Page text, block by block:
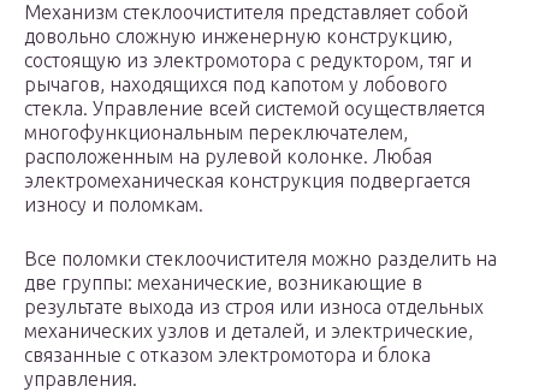
Механизм стеклоочистителя представляет собой
довольно сложную инженерную конструкцию,
состоящую из электромотора с редуктором, тяг и
рычагов, находящихся под капотом у лобового
стекла. Управление всей системой осуществляется
многофункциональным переключателем,
расположенным на рулевой колонке. Любая
электромеханическая конструкция подвергается
износу и поломкам.
Все поломки стеклоочистителя можно разделить на
две группы: механические, возникающие в
результате выхода из строя или износа отдельных
механических узлов и деталей, и электрические,
связанные с отказом электромотора и блока
управления.